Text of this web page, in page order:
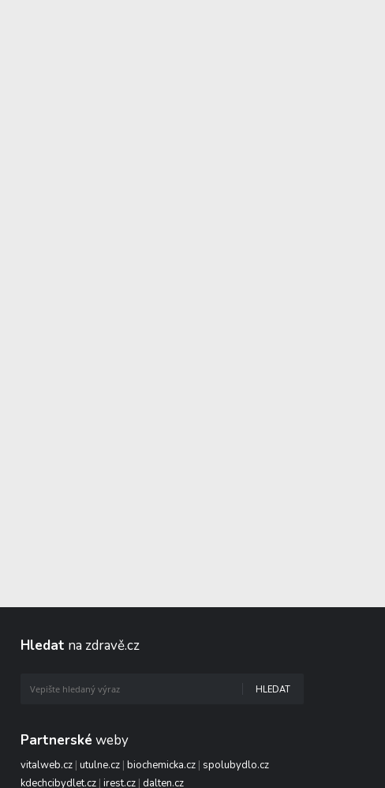
Hledat na zdravě.cz
HLEDAT
Partnerské weby
vitalweb.cz| utulne.cz| biochemicka.cz| spolubydlo.cz
kdechcibydlet.cz| irest.cz| dalten.cz